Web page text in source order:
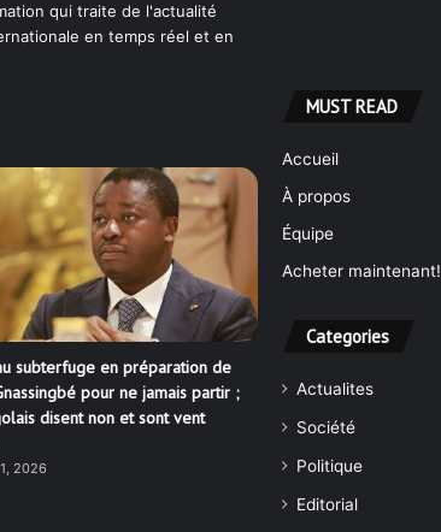
qui traite de l'actualité
en temps réel et en
subterfuge en préparation de
pour ne jamais partir ;
disent non et sont vent
2026
MUST READ
Accueil
À propos
Équipe
Acheter maintenant!
Categories
Actualites
Société
Politique
Editorial